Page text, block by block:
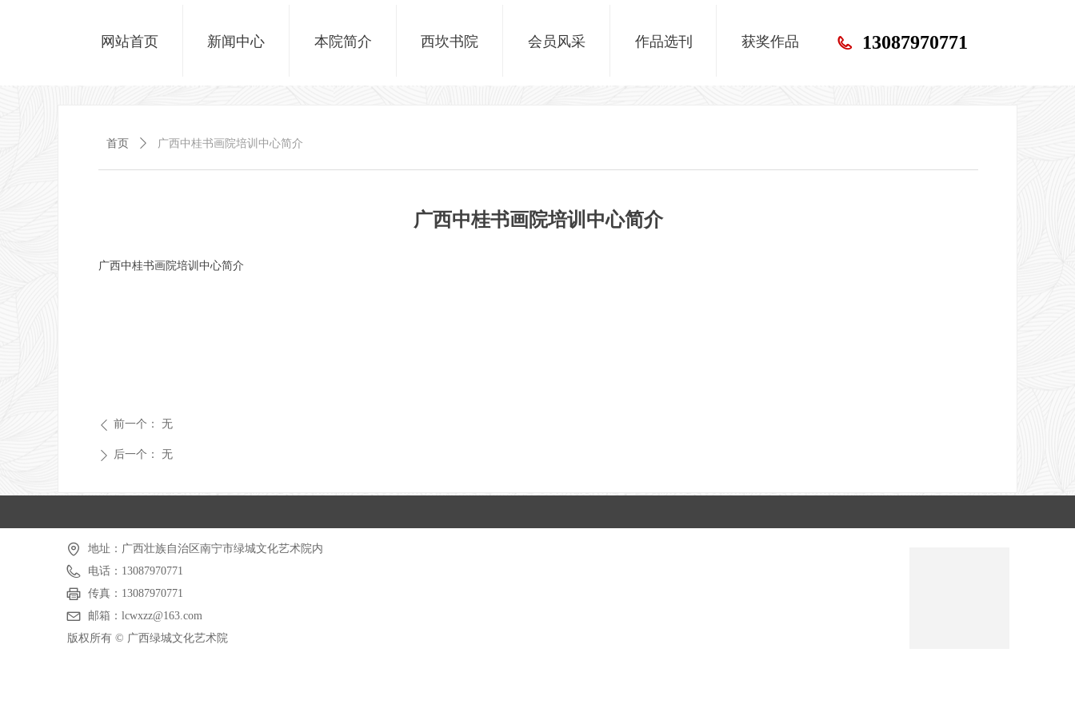
网站首页 新闻中心 本院简介 西坎书院 会员风采 作品选刊 获奖作品 13087970771
广西中桂书画院培训中心简介
广西中桂书画院培训中心简介
首页 ꄲ 广西中桂书画院培训中心简介
ꄴ 前一个： 无
ꄲ 后一个： 无
地址： 广西壮族自治区南宁市绿城文化艺术院内
电话： 13087970771
传真： 13087970771
邮箱： lcwxzz@163.com
版权所有 © 广西绿城文化艺术院